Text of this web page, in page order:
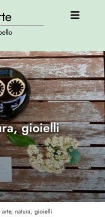
gioielli
arte, natura, gioielli